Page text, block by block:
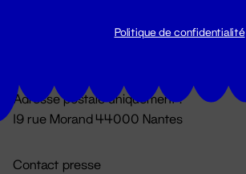
Du lundi au vendredi 14h → 18h
Adresse postale uniquement :
19 rue Morand 44000 Nantes
Contact presse
Politique de confidentialité